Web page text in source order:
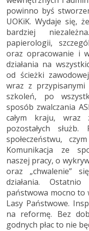
powinno byś
UOKiK. Wydaje się,
bardziej
papierologii,
oraz opracowanie i
działania na
od ścieżki
wraz z przypisanymi
szkoleń, po
sposób zwalczania
całym kraju, wraz
pozostałych
społeczeństwu,
Komunikacja ze
naszej pracy, o
oraz „chwalenie”
działania.
państwowa mocno to
Lasy Państwowe.
na reformę. Bez
godnych płac to nie